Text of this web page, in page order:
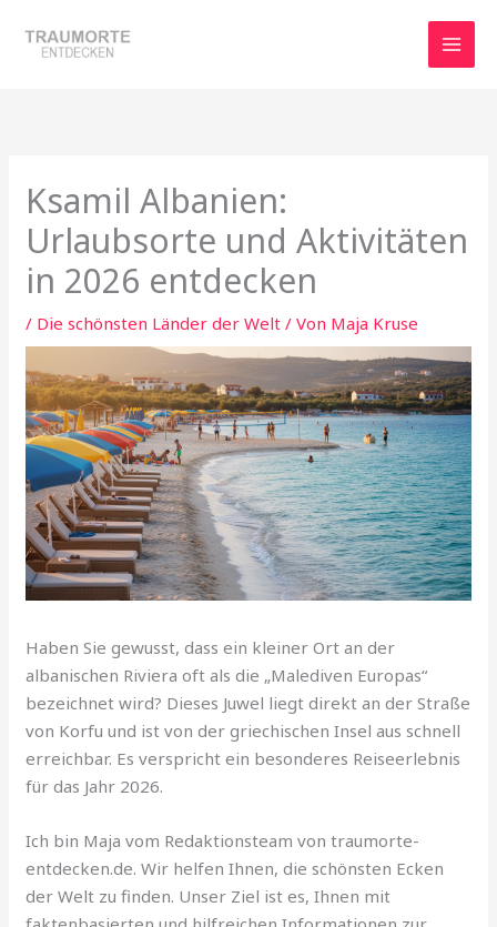
Inhalt
Ksamil Albanien:
Urlaubsorte und Aktivitäten
in 2026 entdecken
/ Die schönsten Länder der Welt / Von Maja Kruse
Haben Sie gewusst, dass ein kleiner Ort an der
albanischen Riviera oft als die „Malediven Europas“
bezeichnet wird? Dieses Juwel liegt direkt an der Straße
von Korfu und ist von der griechischen Insel aus schnell
erreichbar. Es verspricht ein besonderes Reiseerlebnis
für das Jahr 2026.
Ich bin Maja vom Redaktionsteam von traumorte-
entdecken.de. Wir helfen Ihnen, die schönsten Ecken
der Welt zu finden. Unser Ziel ist es, Ihnen mit